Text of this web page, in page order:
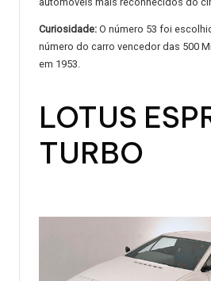
Curiosidade: O número 53 foi
número do carro vencedor das 500
em 1953.
LOTUS
TURBO